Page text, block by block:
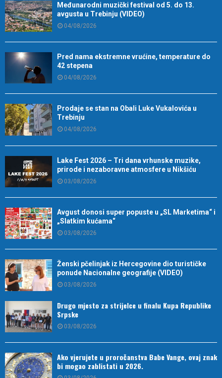
Međunarodni muzički festival od 5. do 13.
avgusta u Trebinju (VIDEO)
04/08/2026
Pred nama ekstremne vrućine, temperature do
42 stepena
04/08/2026
Prodaje se stan na Obali Luke Vukalovića u
Trebinju
04/08/2026
Lake Fest 2026 – Tri dana vrhunske muzike,
prirode i nezaboravne atmosfere u Nikšiću
03/08/2026
Avgust donosi super popuste u „SL Marketima“ i
„Slatkim kućama“
03/08/2026
Ženski pčelinjak iz Hercegovine dio turističke
ponude Nacionalne geografije (VIDEO)
03/08/2026
Drugo mjesto za strijelce u finalu Kupa Republike
Srpske
03/08/2026
Ako vjerujete u proročanstva Babe Vange, ovaj znak
bi mogao zablistati u 2026.